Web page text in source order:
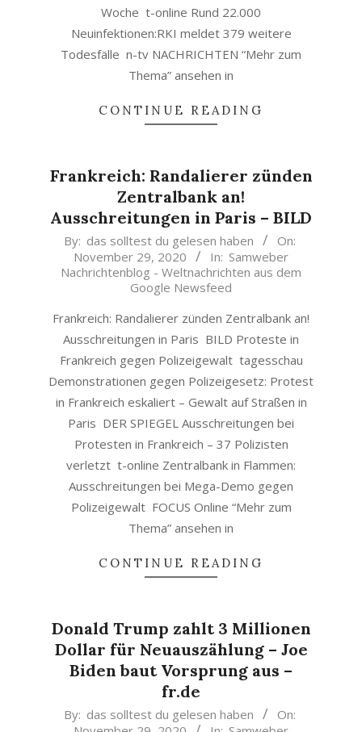
Woche t-online Rund 22.000
Neuinfektionen:RKI meldet 379 weitere
Todesfälle n-tv NACHRICHTEN “Mehr zum
Thema” ansehen in
CONTINUE READING
Frankreich: Randalierer zünden
Zentralbank an!
Ausschreitungen in Paris – BILD
2020-
29
By: das solltest du gelesen haben
On:
November 29, 2020
In: Samweber
Nachrichtenblog - Weltnachrichten aus dem
Google Newsfeed
Frankreich: Randalierer zünden Zentralbank an!
Ausschreitungen in Paris BILD Proteste in
Frankreich gegen Polizeigewalt tagesschau
Demonstrationen gegen Polizeigesetz: Protest
in Frankreich eskaliert – Gewalt auf Straßen in
Paris DER SPIEGEL Ausschreitungen bei
Protesten in Frankreich – 37 Polizisten
verletzt t-online Zentralbank in Flammen:
Ausschreitungen bei Mega-Demo gegen
Polizeigewalt FOCUS Online “Mehr zum
Thema” ansehen in
CONTINUE READING
Donald Trump zahlt 3 Millionen
Dollar für Neuauszählung – Joe
Biden baut Vorsprung aus –
fr.de
2020-
By: das solltest du gelesen haben
On: